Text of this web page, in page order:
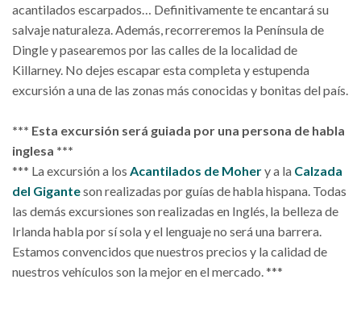
acantilados escarpados… Definitivamente te encantará su
salvaje naturaleza. Además, recorreremos la Península de
Dingle y pasearemos por las calles de la localidad de
Killarney. No dejes escapar esta completa y estupenda
excursión a una de las zonas más conocidas y bonitas del país.
*** Esta excursión será guiada por una persona de habla
inglesa ***
*** La excursión a los Acantilados de Mohery a la Calzada
del Giganteson realizadas por guías de habla hispana. Todas
las demás excursiones son realizadas en Inglés, la belleza de
Irlanda habla por sí sola y el lenguaje no será una barrera.
Estamos convencidos que nuestros precios y la calidad de
nuestros vehículos son la mejor en el mercado. ***